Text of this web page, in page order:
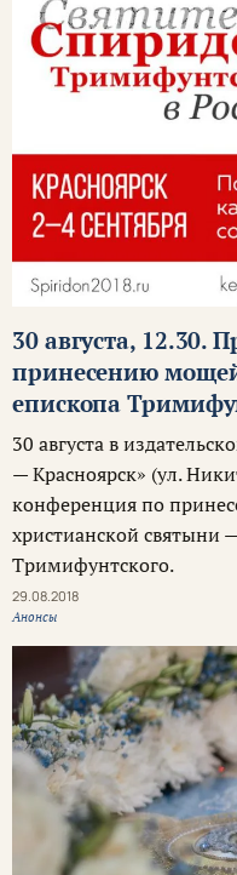
30 августа, 12.30.
принесению
епископа
30 августа в
— Красноярск» (ул.
конференция по
христианской святыни
Тримифунтского.
29.08.2018
Анонсы